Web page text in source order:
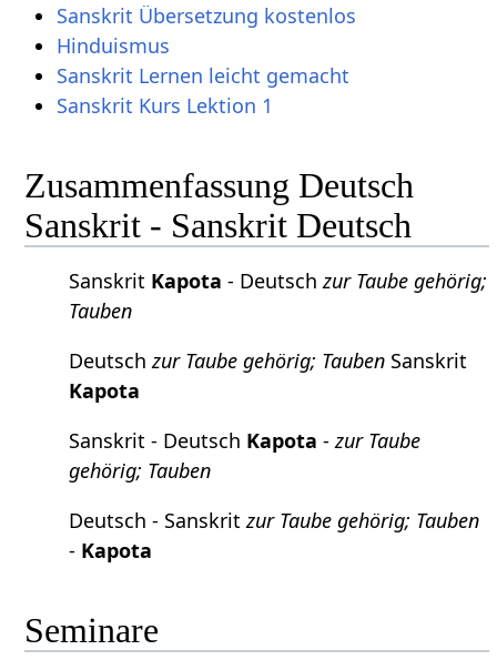
Sanskrit Übersetzung kostenlos
Hinduismus
Sanskrit Lernen leicht gemacht
Sanskrit Kurs Lektion 1
Zusammenfassung Deutsch
Sanskrit - Sanskrit Deutsch
Sanskrit Kapota - Deutschzur Taube gehörig;
Tauben
Deutschzur Taube gehörig; Tauben Sanskrit
Kapota
Sanskrit - Deutsch Kapota -zur Taube
gehörig; Tauben
Deutsch - Sanskritzur Taube gehörig; Tauben
- Kapota
Seminare